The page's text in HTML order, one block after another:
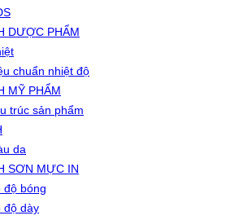
DƯỢC PHẨM
chuẩn nhiệt độ
MỸ PHẨM
trúc sản phẩm
da
SƠN MỰC IN
độ bóng
độ dày